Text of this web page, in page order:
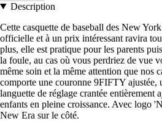
Description
Cette casquette de baseball des New
officielle et à un prix intéressant ravira
plus, elle est pratique pour les parents
la foule, au cas où vous perdriez de vue
même soin et la même attention que nos
comporte une couronne 9FIFTY ajustée,
languette de réglage crantée entièrement
enfants en pleine croissance. Avec logo
New Era sur le côté.